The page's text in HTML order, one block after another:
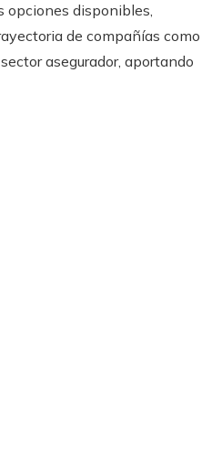
opciones disponibles,
de compañías como
asegurador, aportando